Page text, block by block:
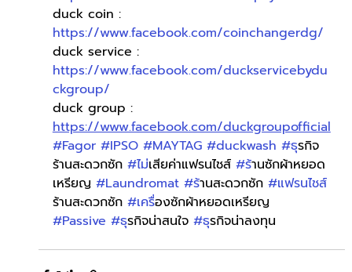
duck coin :
https://www.facebook.com/coinchangerdg/
duck service :
https://www.facebook.com/duckservicebydu
ckgroup/
duck group :
https://www.facebook.com/duckgroupofficial
#Fagor #IPSO #MAYTAG #duckwash #ธุรกิจ
ร้านสะดวกซัก #ไม่เสียค่าแฟรนไชส์ #ร้านซักผ้าหยอด
เหรียญ #Laundromat #ร้านสะดวกซัก #แฟรนไชส์
ร้านสะดวกซัก #เครื่องซักผ้าหยอดเหรียญ
#Passive #ธุรกิจน่าสนใจ #ธุรกิจน่าลงทุน